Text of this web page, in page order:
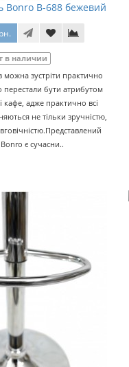
Bonro B-688 бежевий
в наличии
можна зустріти практично
перестали бути атрибутом
кафе, адже практично всі
не тільки зручністю,
Bonro є сучасни..